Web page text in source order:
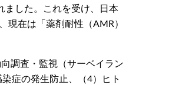
ました。これを受け、日本
現在は「薬剤耐性（AMR）
調査・監視（サーベイラン
症の発生防止、（4）ヒト